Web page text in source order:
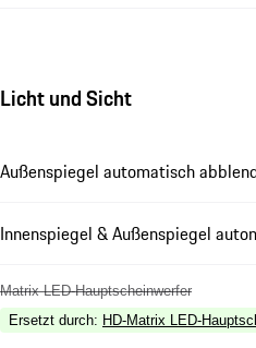
Licht und Sicht
Außenspiegel automatisch
Innenspiegel & Außenspiegel
Matrix LED-Hauptscheinwerfer
Ersetzt durch: HD-Matrix LED-